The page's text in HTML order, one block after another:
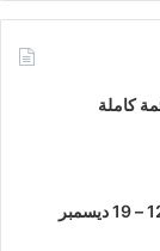
نشرة أخبار الأنمي الأسبوعية (12 – 19 ديسمبر